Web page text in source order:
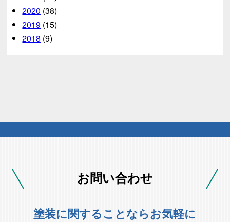
2020 (38)
2019 (15)
2018 (9)
お問い合わせ
塗装に関することならお気軽に